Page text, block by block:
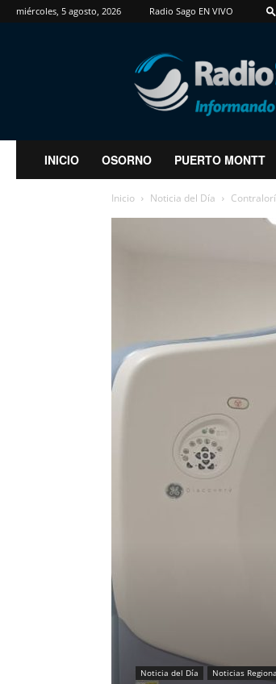
miércoles, 5 agosto, 2026 Radio Sago EN VIVO
RadioSago
INICIO OSORNO PUERTO MONTT
Inicio Noticia del Día
Noticia del Día Noticias